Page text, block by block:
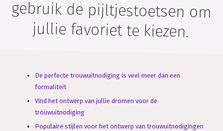
jullie favoriet te kiezen.
De perfecte trouwuitnodiging is veel meer dan een
formaliteit
Vind het ontwerp van jullie dromen voor de
trouwuitnodiging
Populaire stijlen voor het ontwerp van trouwuitnodigingen